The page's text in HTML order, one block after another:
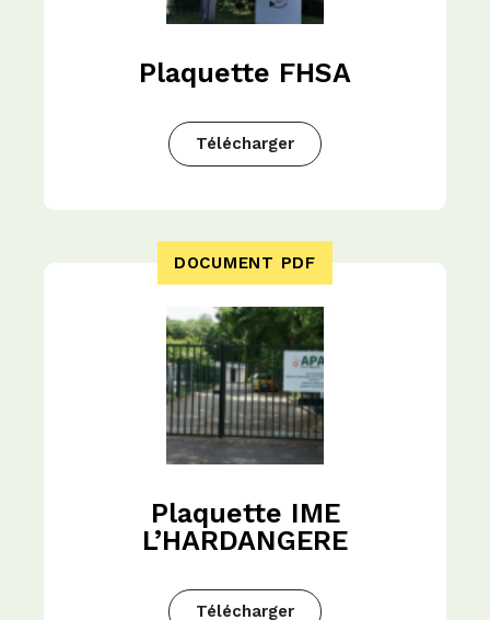
Plaquette FHSA
Télécharger
Plaquette IME
L’HARDANGERE
Télécharger
DOCUMENT PDF